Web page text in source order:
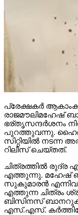
പ്രേക്ഷകര്‍
രാജമൗലിമഹേഷ്
ഭര്തൃസന്ദര്‍ശനം
പുറത്തുവന്നു.
സിറ്റിയില്‍ നടന്ന
റിലീസ് ചെയ്തത്.
ചിത്രത്തില്‍ രുദ്ര
എത്തുന്നു. മഹേഷ്
സുകുമാരന്‍ എന്നിവര്‍
എത്തുന്ന ചിത്രം
ബിസിനസ്
എസ്.എസ്.